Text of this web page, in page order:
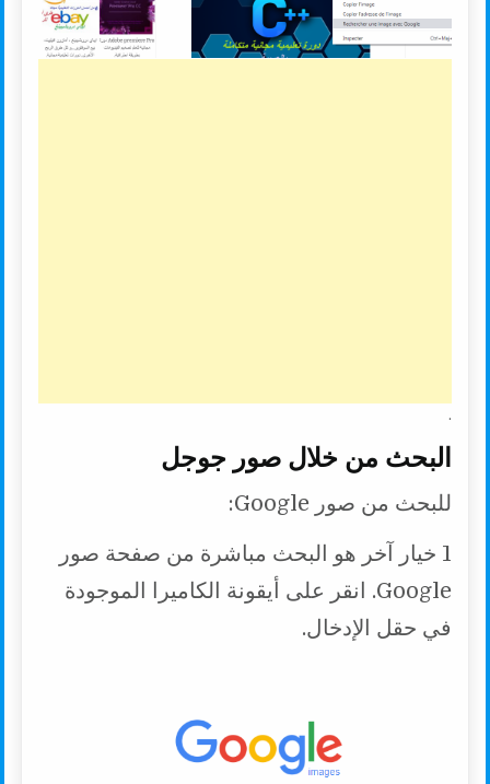
.
البحث من خلال صور جوجل
للبحث من صور Google:
1 خيار آخر هو البحث مباشرة من صفحة صور
Google. انقر على أيقونة الكاميرا الموجودة
في حقل الإدخال.